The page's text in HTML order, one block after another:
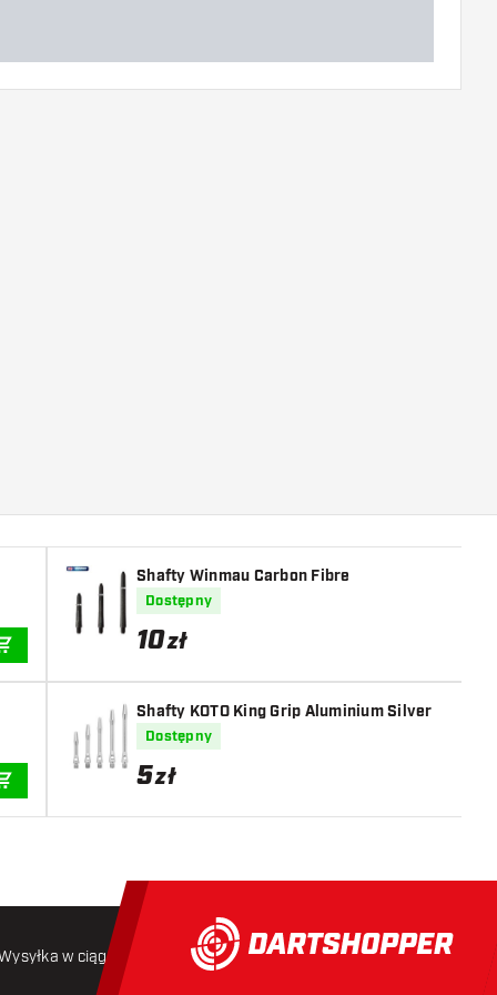
Shafty Winmau Carbon Fibre
Dostępny
10zł
Shafty KOTO King Grip Aluminium Silver
Dostępny
5zł
w ciągu 24 godzin Darmowa wysyłka od 250 złoty